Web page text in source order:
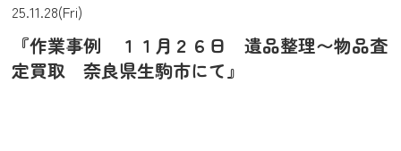
25.11.28(Fri)
『作業事例 １１月２６日 遺品整理〜物品査
定買取 奈良県生駒市にて』